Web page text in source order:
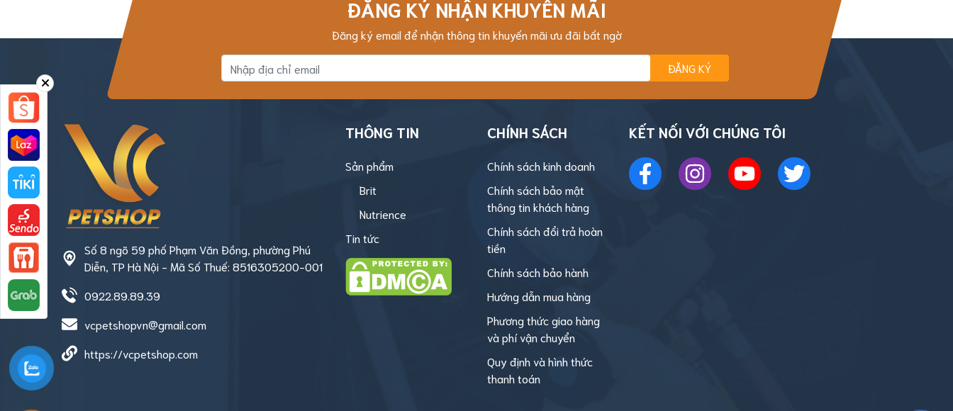
ĐĂNG KÝ NHẬN KHUYẾN MÃI
Đăng ký email để nhận thông tin khuyến mãi ưu đãi bất ngờ
ĐĂNG KÝ
Số 8 ngõ 59 phố Phạm Văn Đồng, phường Phú
Diễn, TP Hà Nội - Mã Số Thuế: 8516305200-001
0922.89.89.39
vcpetshopvn@gmail.com
https://vcpetshop.com
THÔNG TIN
Sản phẩm
Brit
Nutrience
Tin tức
CHÍNH SÁCH
Chính sách kinh doanh
Chính sách bảo mật
thông tin khách hàng
Chính sách đổi trả hoàn
tiền
Chính sách bảo hành
Hướng dẫn mua hàng
Phương thức giao hàng
và phí vận chuyển
Quy định và hình thức
thanh toán
KẾT NỐI VỚI CHÚNG TÔI